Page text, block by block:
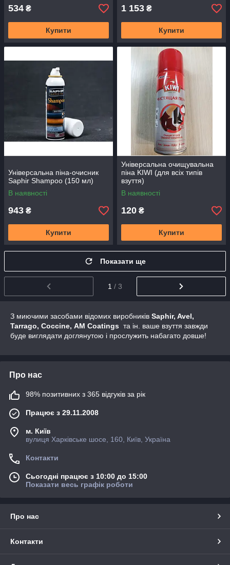
534 ₴
Купити
1 153 ₴
Купити
Універсальна піна-очисник
Saphir Shampoo (150 мл)
В наявності
943 ₴
Купити
Універсальна очищувальна
піна KIWI (для всіх типів
взуття)
В наявності
120 ₴
Купити
Показати ще
1 / 3
З миючими засобами відомих виробників Saphir, Avel,
Tarrago, Coccine, AM Coatings та ін. ваше взуття завжди
буде виглядати доглянутою і прослужить набагато довше!
Про нас
98% позитивних з 365 відгуків за рік
Працює з 29.11.2008
м. Київ
вулиця Харківське шосе, 160, Київ, Україна
Контакти
Сьогодні працює з 10:00 до 15:00
Показати весь графік роботи
Про нас
Контакти